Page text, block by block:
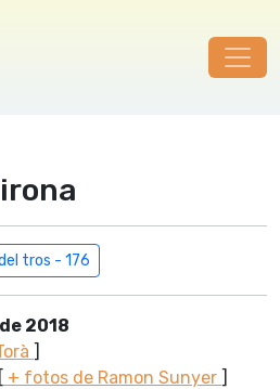
tros - 176
2018
]
[ + fotos de Ramon Sunyer ]